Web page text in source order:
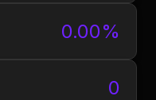
0.00%
0